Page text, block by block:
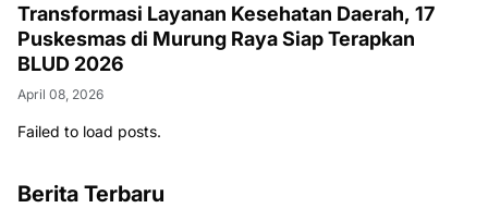
Transformasi Layanan Kesehatan Daerah, 17
Puskesmas di Murung Raya Siap Terapkan
BLUD 2026
April 08, 2026
Failed to load posts.
Berita Terbaru